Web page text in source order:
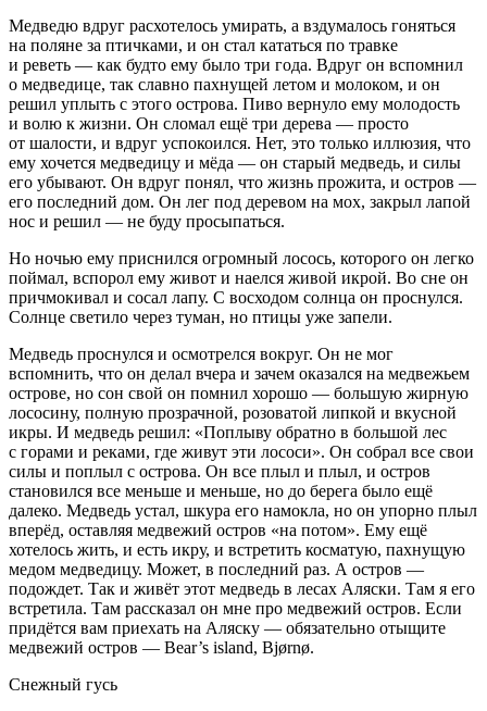
Медведю вдруг расхотелось умирать, а вздумалось гоняться
на поляне за птичками, и он стал кататься по травке
и реветь — как будто ему было три года. Вдруг он вспомнил
о медведице, так славно пахнущей летом и молоком, и он
решил уплыть с этого острова. Пиво вернуло ему молодость
и волю к жизни. Он сломал ещё три дерева — просто
от шалости, и вдруг успокоился. Нет, это только иллюзия, что
ему хочется медведицу и мёда — он старый медведь, и силы
его убывают. Он вдруг понял, что жизнь прожита, и остров —
его последний дом. Он лег под деревом на мох, закрыл лапой
нос и решил — не буду просыпаться.
Но ночью ему приснился огромный лосось, которого он легко
поймал, вспорол ему живот и наелся живой икрой. Во сне он
причмокивал и сосал лапу. С восходом солнца он проснулся.
Солнце светило через туман, но птицы уже запели.
Медведь проснулся и осмотрелся вокруг. Он не мог
вспомнить, что он делал вчера и зачем оказался на медвежьем
острове, но сон свой он помнил хорошо — большую жирную
лососину, полную прозрачной, розоватой липкой и вкусной
икры. И медведь решил: «Поплыву обратно в большой лес
с горами и реками, где живут эти лососи». Он собрал все свои
силы и поплыл с острова. Он все плыл и плыл, и остров
становился все меньше и меньше, но до берега было ещё
далеко. Медведь устал, шкура его намокла, но он упорно плыл
вперёд, оставляя медвежий остров «на потом». Ему ещё
хотелось жить, и есть икру, и встретить косматую, пахнущую
медом медведицу. Может, в последний раз. А остров —
подождет. Так и живёт этот медведь в лесах Аляски. Там я его
встретила. Там рассказал он мне про медвежий остров. Если
придётся вам приехать на Аляску — обязательно отыщите
медвежий остров — Bear’s island, Bjørnø.
Снежный гусь